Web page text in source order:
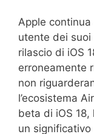
Apple continua
utente dei suoi
rilascio di iOS
erroneamente
non
l’ecosistema
beta di iOS
un